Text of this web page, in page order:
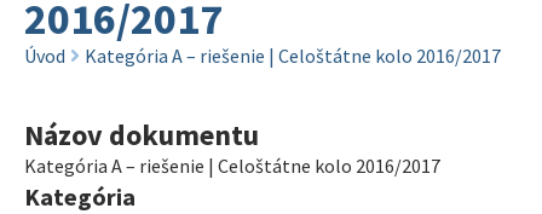
2016/2017
Úvod Kategória A – riešenie | Celoštátne kolo 2016/2017
Názov dokumentu
Kategória A – riešenie | Celoštátne kolo 2016/2017
Kategória